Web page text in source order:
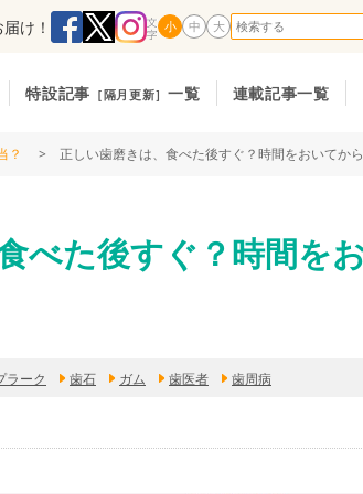
け！ 小 中 大
特設記事 ［隔月更新］一覧 連載記事一覧
？ > 正しい歯磨きは、食べた後すぐ？時間をおいてか
べた後すぐ？時間を
ラーク 歯石 ガム 歯医者 歯周病